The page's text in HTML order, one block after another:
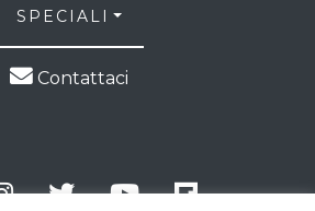
SPECIALI
Contattaci